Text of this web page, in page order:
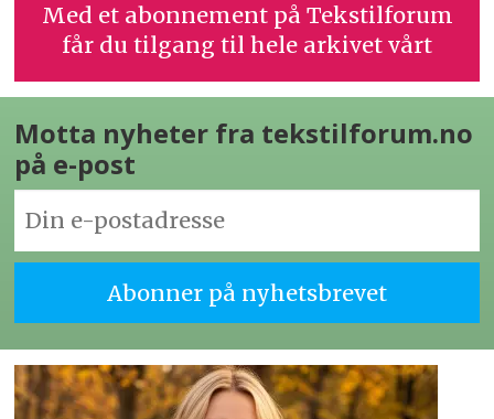
Med et abonnement på Tekstilforum
får du tilgang til hele arkivet vårt
Motta nyheter fra tekstilforum.no
på e-post